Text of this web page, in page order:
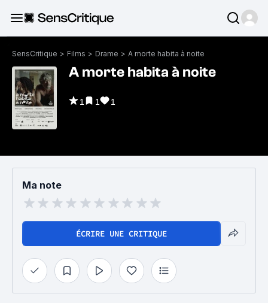
SensCritique > Films > Drame > A morte habita à noite
A morte habita à noite
1 1 1
Ma note
ÉCRIRE UNE CRITIQUE